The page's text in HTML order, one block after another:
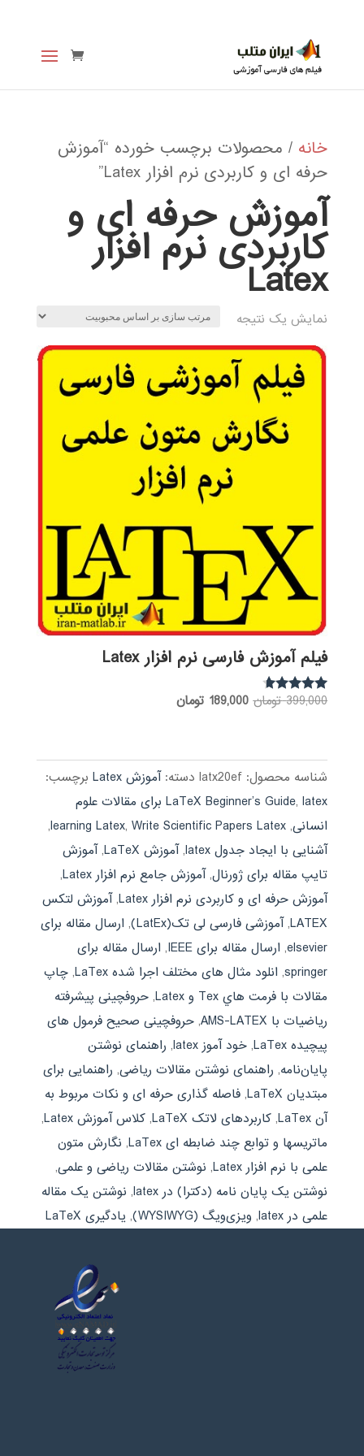
خانه / محصولات برچسب خورده “آموزش
حرفه ای و کاربردی نرم افزار Latex”
آموزش حرفه ای و
کاربردی نرم افزار
Latex
نمایش یک نتیجه
فیلم آموزش فارسی نرم افزار Latex
نمره
399,000 تومان قیمت
بود.
189,000 تومانقیمت
شناسه محصول: latx20ef دسته:آموزش Latex
برچسب:
LaTeX Beginner’s Guide,
latex برای مقالات علوم
انسانی,
learning Latex,Write Scientific Papers Latex
,
آشنایی با ایجاد جدول latex
,آموزش LaTeX ,آموزش
تایپ مقاله برای ژورنال,آموزش جامع نرم افزار Latex
,
آموزش حرفه ای و کاربردی نرم افزار Latex
,آموزش لتکس
LATEX
,آموزشی فارسی لی تک(LatEx) , ارسال مقاله برای
elsevier
, ارسال مقاله برای IEEE , ارسال مقاله برای
springer
, انلود مثال های مختلف اجرا شده LaTex , چاپ
مقالات با فرمت هاي Tex و Latex
, حروفچینی پیشرفته
ریاضیات با AMS-LATEX
, حروفچینی صحیح فرمول های
پیچیده LaTex
, خود آموز latex , راهنمای نوشتن
پایان‌نامه, راهنمای نوشتن مقالات ریاضی, راهنمایی برای
مبتدیان LaTeX
, فاصله گذاری حرفه ای و نکات مربوط به
آن LaTex
, کاربردهای لاتک LaTeX , کلاس آموزش Latex
,
ماتریسها و توابع چند ضابطه ای LaTex
, نگارش متون
علمی با نرم افزار Latex
, نوشتن مقالات ریاضی و علمی,
نوشتن یک پایان نامه (دکترا) در latex
, نوشتن یک مقاله
علمی در latex
, ویزی‌ویگ (WYSIWYG) , یادگیری LaTeX